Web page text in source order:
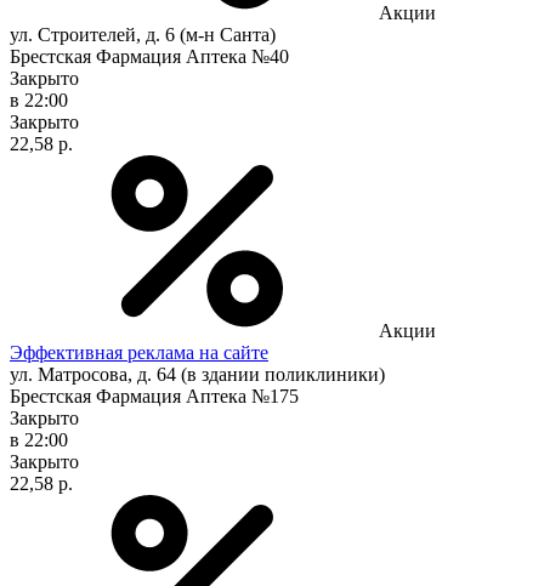
Акции
ул. Строителей, д. 6 (м-н Санта)
Брестская Фармация Аптека №40
Закрыто
в 22:00
Закрыто
22,58 р.
Акции
Эффективная реклама на сайте
ул. Матросова, д. 64 (в здании поликлиники)
Брестская Фармация Аптека №175
Закрыто
в 22:00
Закрыто
22,58 р.